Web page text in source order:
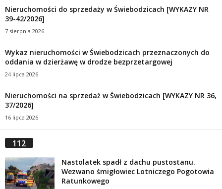
Nieruchomości do sprzedaży w Świebodzicach [WYKAZY NR
39-42/2026]
7 sierpnia 2026
Wykaz nieruchomości w Świebodzicach przeznaczonych do
oddania w dzierżawę w drodze bezprzetargowej
24 lipca 2026
Nieruchomości na sprzedaż w Świebodzicach [WYKAZY NR 36,
37/2026]
16 lipca 2026
112
Nastolatek spadł z dachu pustostanu.
Wezwano śmigłowiec Lotniczego Pogotowia
Ratunkowego